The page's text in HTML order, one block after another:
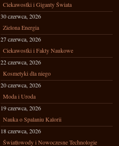
Ciekawostki i Giganty Świata
30 czerwca, 2026
Zielona Energia
27 czerwca, 2026
Ciekawostki i Fakty Naukowe
22 czerwca, 2026
Kosmetyki dla niego
20 czerwca, 2026
Moda i Uroda
19 czerwca, 2026
Nauka o Spalaniu Kalorii
18 czerwca, 2026
Światłowody i Nowoczesne Technologie